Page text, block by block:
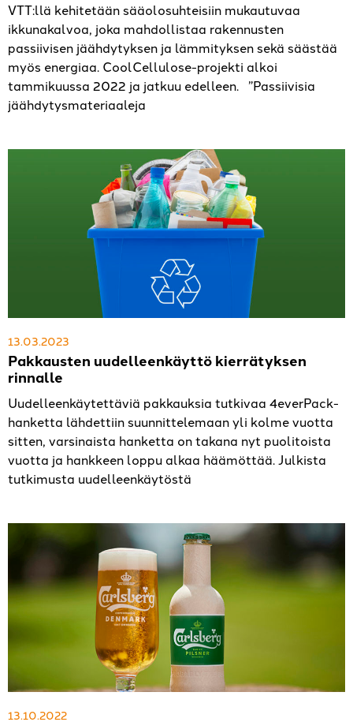
VTT:llä kehitetään sääolosuhteisiin mukautuvaa
ikkunakalvoa, joka mahdollistaa rakennusten
passiivisen jäähdytyksen ja lämmityksen sekä säästää
myös energiaa. CoolCellulose-projekti alkoi
tammikuussa 2022 ja jatkuu edelleen. ”Passiivisia
jäähdytysmateriaaleja
Pakkausten uudelleenkäyttö kierrätyksen
rinnalle
13.03.2023
Uudelleenkäytettäviä pakkauksia tutkivaa 4everPack-
hanketta lähdettiin suunnittelemaan yli kolme vuotta
sitten, varsinaista hanketta on takana nyt puolitoista
vuotta ja hankkeen loppu alkaa häämöttää. Julkista
tutkimusta uudelleenkäytöstä
13.10.2022